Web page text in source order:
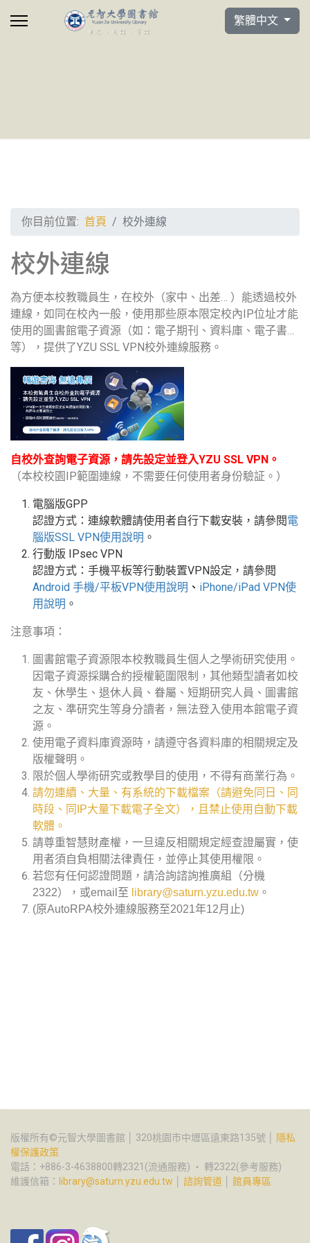
選擇你的語言
繁體中文
你目前位置: 首頁 校外連線
校外連線
為方便本校教職員生，在校外（家中、出差… ）能透過校外
連線，如同在校內一般，使用那些原本限定校內IP位址才能
使用的圖書館電子資源（如：電子期刊、資料庫、電子書…
等），提供了YZU SSL VPN校外連線服務。
自校外查詢電子資源，請先設定並登入YZU SSL VPN。
（本校校園IP範圍連線，不需要任何使用者身份驗証。）
電腦版GPP
認證方式：連線軟體請使用者自行下載安裝，請參閱電
腦版SSL VPN使用說明 。
行動版
IPsec VPN
認證方式：手機平板等行動裝置VPN設定 ，請參閱
Android 手機/平板VPN使用說明 、 iPhone/iPad VPN使
用說明 。
注意事項：
圖書館電子資源限本校教職員生個人之學術研究使用。
因電子資源採購合約授權範圍限制，其他類型讀者如校
友、休學生、退休人員、眷屬、短期研究人員、圖書館
之友、準研究生等身分讀者，無法登入使用本館電子資
源。
使用電子資料庫資源時，請遵守各資料庫的相關規定及
版權聲明。
限於個人學術研究或教學目的使用，不得有商業行為。
請勿連續、大量、有系統的下載檔案（請避免同日、同
時段、同IP大量下載電子全文），且禁止使用自動下載
軟體。
請尊重智慧財產權，一旦違反相關規定經查證屬實，使
用者須自負相關法律責任，並停止其使用權限。
若您有任何認證問題，請洽詢諮詢推廣組（分機
2322），或email至 library@saturn.yzu.edu.tw 。
(原AutoRPA校外連線服務至2021年12月止)
版權所有©元智大學圖書館 │ 320桃園市中壢區遠東路135號 │
隱私
權保護政策
電話：+886-3-4638800轉2321(流通服務) ‧ 轉2322(參考服務)
維護信箱： library@saturn.yzu.edu.tw 諮詢管道 館員專區